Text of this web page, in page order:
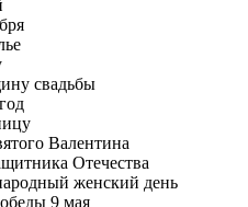
свадьбы
Валентина
Отечества
женский день
9 мая